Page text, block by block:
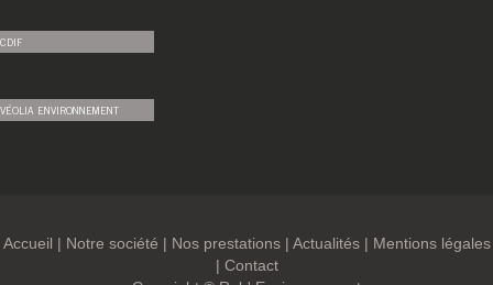
CDIF
VÉOLIA ENVIRONNEMENT
Accueil | Notre société | Nos prestations| Actualités| Mentions légales
| Contact